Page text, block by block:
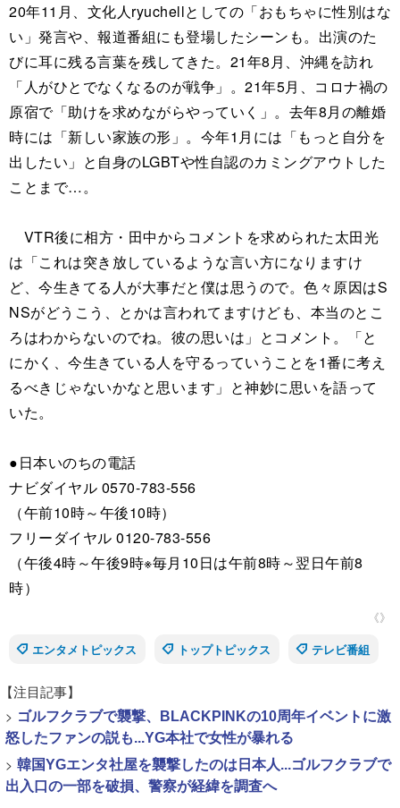
20年11月、文化人ryuchellとしての「おもちゃに性別はな
い」発言や、報道番組にも登場したシーンも。出演のた
びに耳に残る言葉を残してきた。21年8月、沖縄を訪れ
「人がひとでなくなるのが戦争」。21年5月、コロナ禍の
原宿で「助けを求めながらやっていく」。去年8月の離婚
時には「新しい家族の形」。今年1月には「もっと自分を
出したい」と自身のLGBTや性自認のカミングアウトした
ことまで…。
VTR後に相方・田中からコメントを求められた太田光
は「これは突き放しているような言い方になりますけ
ど、今生きてる人が大事だと僕は思うので。色々原因はS
NSがどうこう、とかは言われてますけども、本当のとこ
ろはわからないのでね。彼の思いは」とコメント。「と
にかく、今生きている人を守るっていうことを1番に考え
るべきじゃないかなと思います」と神妙に思いを語って
いた。
●日本いのちの電話
ナビダイヤル 0570-783-556
（午前10時～午後10時）
フリーダイヤル 0120-783-556
（午後4時～午後9時※毎月10日は午前8時～翌日午前8
時）
《》
エンタメトピックス
トップトピックス テレビ番組
【注目記事】
> ゴルフクラブで襲撃、BLACKPINKの10周年イベントに激
怒したファンの説も...YG本社で女性が暴れる
> 韓国YGエンタ社屋を襲撃したのは日本人...ゴルフクラブで
出入口の一部を破損、警察が経緯を調査へ